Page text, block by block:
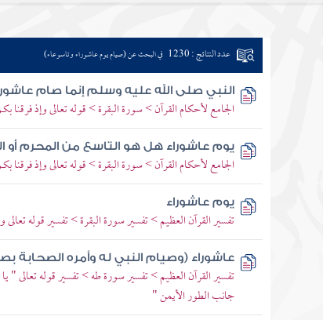
عدد النتائج : 1230 في البحث عن (صيام يوم عاشوراء وتاسوعاء)
النبي صلى الله عليه وسلم إنما صام
الجامع لأحكام القرآن > سورة البقرة > قوله تعالى وإذ فرقنا
يوم عاشوراء هل هو التاسع من المحرم أو
الجامع لأحكام القرآن > سورة البقرة > قوله تعالى وإذ فرقنا
يوم عاشوراء
تفسير القرآن العظيم > تفسير سورة البقرة > تفسير قوله
عاشوراء (وصيام النبي له وأمره الصحابة
تفسير القرآن العظيم > تفسير سورة طه > تفسير قوله تعالى "
جانب الطور الأيمن "